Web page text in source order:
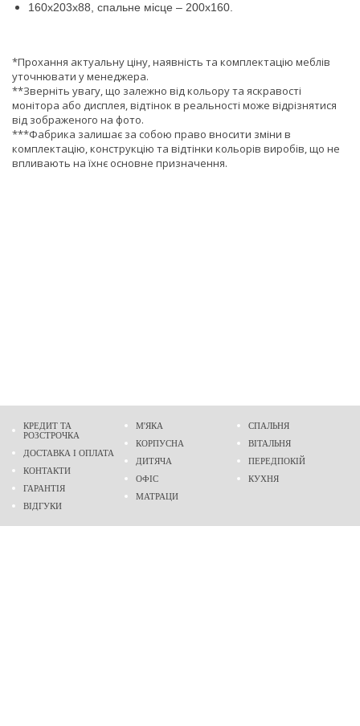
160х203х88, спальне місце – 200х160.
*Прохання актуальну ціну, наявність та комплектацію меблів
уточнювати у менеджера.
**Зверніть увагу, що залежно від кольору та яскравості
монітора або дисплея, відтінок в реальності може відрізнятися
від зображеного на фото.
***Фабрика залишає за собою право вносити зміни в
комплектацію, конструкцію та відтінки кольорів виробів, що не
впливають на їхнє основне призначення.
КРЕДИТ ТА
РОЗСТРОЧКА
ДОСТАВКА І ОПЛАТА
КОНТАКТИ
ГАРАНТІЯ
ВІДГУКИ
М'ЯКА
КОРПУСНА
ДИТЯЧА
ОФІС
МАТРАЦИ
СПАЛЬНЯ
ВІТАЛЬНЯ
ПЕРЕДПОКІЙ
КУХНЯ